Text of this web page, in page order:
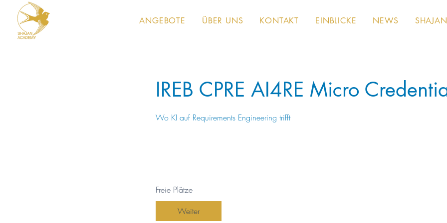
ANGEBOTE ÜBER UNS KONTAKT EINBLICKE NEWS
IREB CPRE AI4RE Micro
Wo KI auf Requirements Engineering trifft
Freie Plätze
Weiter